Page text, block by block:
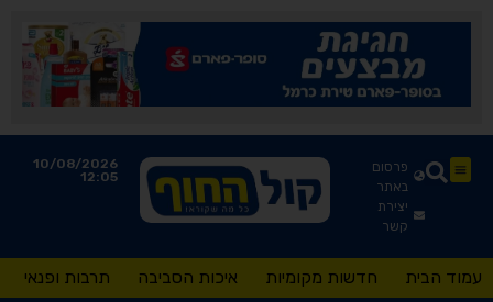
פרסום
באתר
יצירת
קשר
10/08/2026
12:05
עמוד הבית חדשות מקומיות איכות הסביבה תרבות ופנאי